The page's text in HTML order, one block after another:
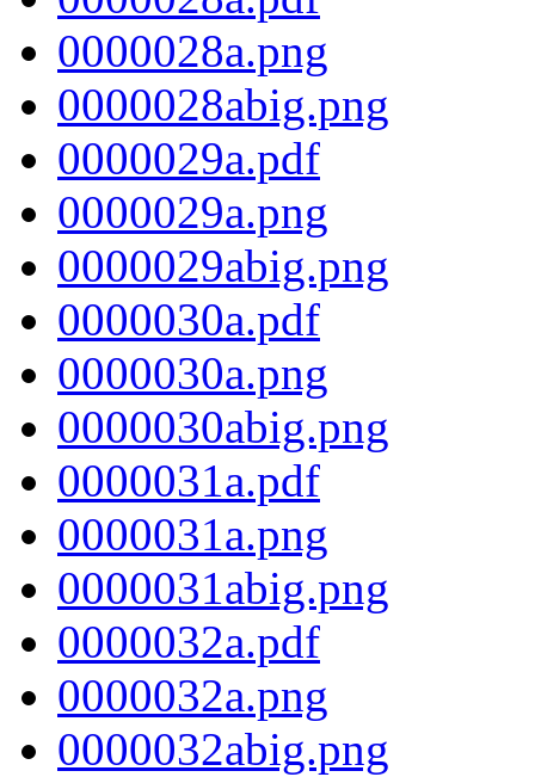
0000028a.png
0000028abig.png
0000029a.pdf
0000029a.png
0000029abig.png
0000030a.pdf
0000030a.png
0000030abig.png
0000031a.pdf
0000031a.png
0000031abig.png
0000032a.pdf
0000032a.png
0000032abig.png